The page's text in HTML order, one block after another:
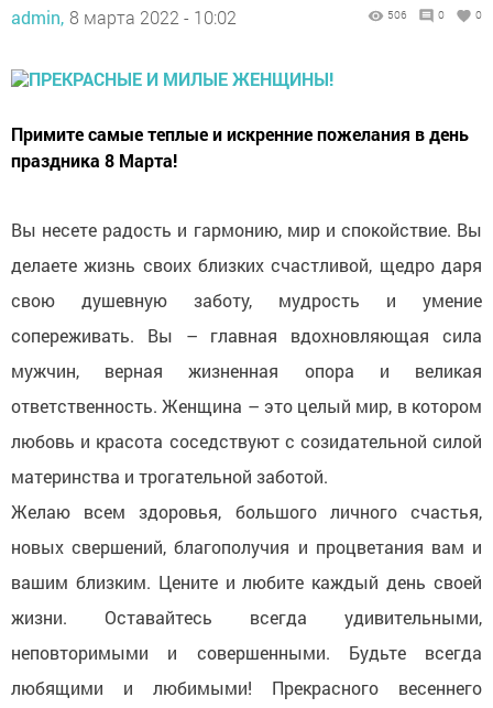
admin, 8 марта 2022 - 10:02 506 0 0
Примите самые теплые и искренние пожелания в день
праздника 8 Марта!
Вы несете радость и гармонию, мир и спокойствие. Вы
делаете жизнь своих близких счастливой, щедро даря
свою душевную заботу, мудрость и умение
сопереживать. Вы – главная вдохновляющая сила
мужчин, верная жизненная опора и великая
ответственность. Женщина – это целый мир, в котором
любовь и красота соседствуют с созидательной силой
материнства и трогательной заботой.
Желаю всем здоровья, большого личного счастья,
новых свершений, благополучия и процветания вам и
вашим близким. Цените и любите каждый день своей
жизни. Оставайтесь всегда удивительными,
неповторимыми и совершенными. Будьте всегда
любящими и любимыми! Прекрасного весеннего